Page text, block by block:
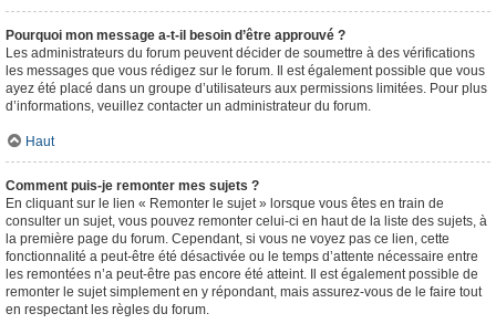
Pourquoi mon message a-t-il besoin d’être approuvé ?
Les administrateurs du forum peuvent décider de soumettre à des vérifications
les messages que vous rédigez sur le forum. Il est également possible que vous
ayez été placé dans un groupe d’utilisateurs aux permissions limitées. Pour plus
d’informations, veuillez contacter un administrateur du forum.
Haut
Comment puis-je remonter mes sujets ?
En cliquant sur le lien « Remonter le sujet » lorsque vous êtes en train de
consulter un sujet, vous pouvez remonter celui-ci en haut de la liste des sujets, à
la première page du forum. Cependant, si vous ne voyez pas ce lien, cette
fonctionnalité a peut-être été désactivée ou le temps d’attente nécessaire entre
les remontées n’a peut-être pas encore été atteint. Il est également possible de
remonter le sujet simplement en y répondant, mais assurez-vous de le faire tout
en respectant les règles du forum.